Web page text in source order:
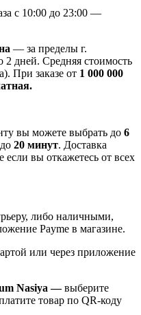
с 10:00 до 23:00 —
— за пределы г.
дней. Средняя стоимость
При заказе от 1 000 000
.
вы можете выбрать до 6
20 минут. Доставка
если вы откажетесь от всех
либо наличными,
Payme в магазине.
или через приложение
Nasiya —выберите
товар по QR-коду